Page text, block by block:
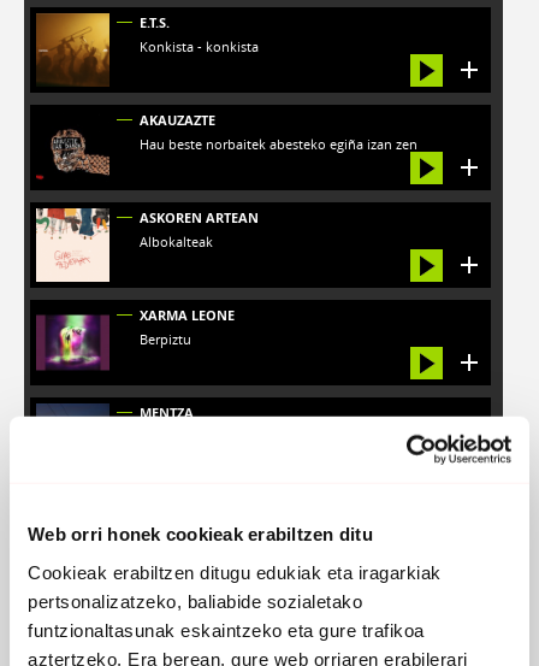
Web orri honek cookieak erabiltzen ditu
Cookieak erabiltzen ditugu edukiak eta iragarkiak
pertsonalizatzeko, baliabide sozialetako
funtzionaltasunak eskaintzeko eta gure trafikoa
aztertzeko. Era berean, gure web orriaren erabilerari
E.T.S.
Konkista - konkista
AKAUZAZTE
Hau beste norbaitek abesteko egiña izan zen
ASKOREN ARTEAN
Albokalteak
XARMA LEONE
Berpiztu
MENTZA_